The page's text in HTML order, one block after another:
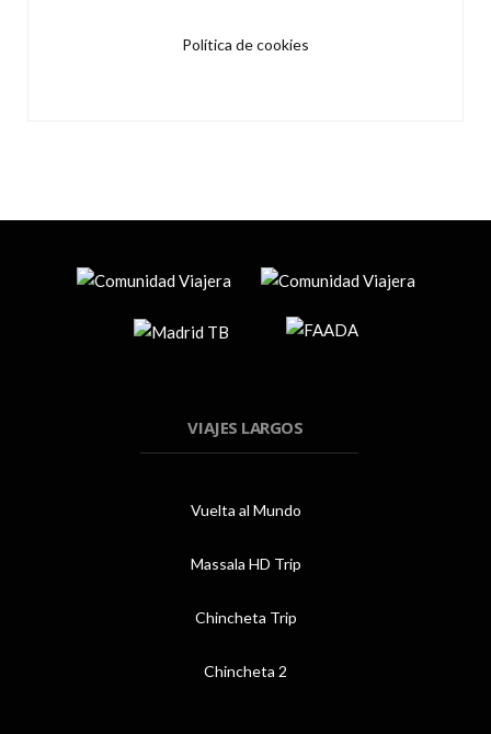
Política de cookies
VIAJES LARGOS
Vuelta al Mundo
Massala HD Trip
Chincheta Trip
Chincheta 2